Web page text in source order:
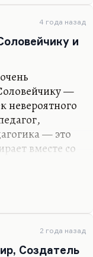
4 года назад
и
—
невероятного
— это
вместе со
и по его
—
педагогика
2 года назад
Создатель